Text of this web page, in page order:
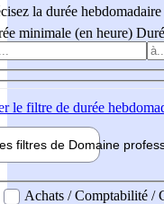
la durée hebdomadaire
minimale (en heure)
le filtre de durée
filtres de Domaine pro
professionel
Achats / Comptabilité /